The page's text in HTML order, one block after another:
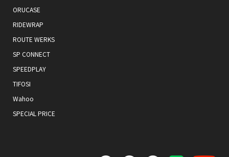
ORUCASE
RIDEWRAP
ROUTE WERKS
SP CONNECT
SPEEDPLAY
TIFOSI
Wahoo
SPECIAL PRICE